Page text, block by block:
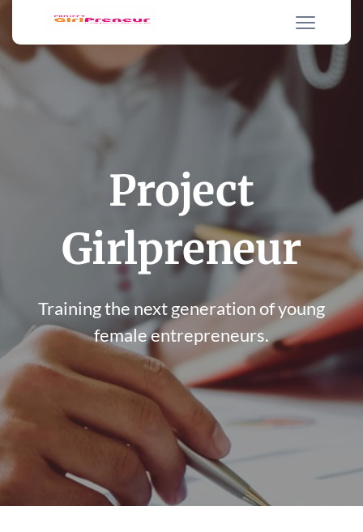
Project
Girlpreneur
Training the next generation of young
female entrepreneurs.